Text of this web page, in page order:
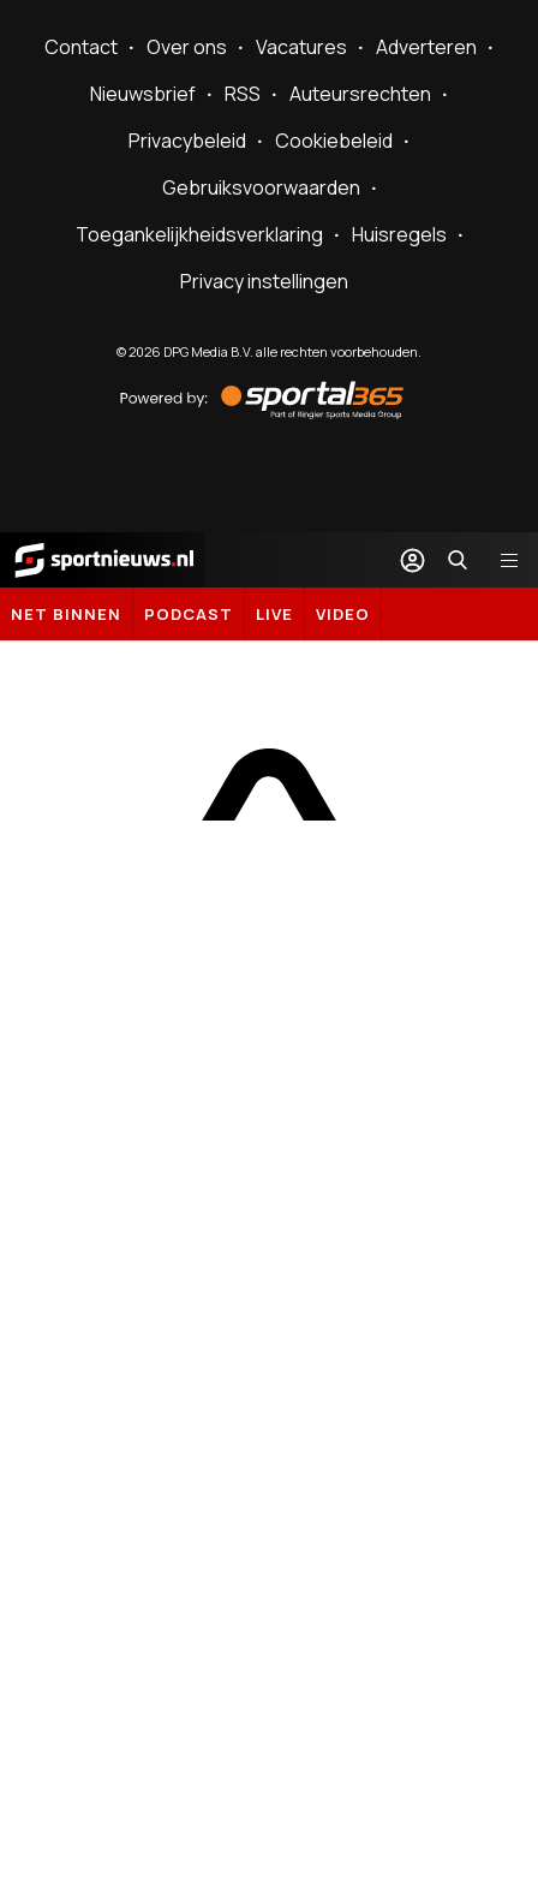
Contact Over ons Vacatures
Adverteren
Nieuwsbrief
RSS
Auteursrechten
Privacybeleid
Cookiebeleid
Gebruiksvoorwaarden
Toegankelijkheidsverklaring
Huisregels
Privacy instellingen
©2026 DPG Media B.V. alle rechten voorbehouden.
by
Sportal365
Sportnieuws.nl
NET BINNEN PODCAST LIVE VIDEO